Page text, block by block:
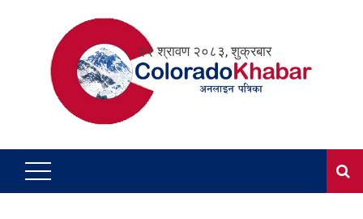
२२ श्रावण २०८३, शुक्रबार